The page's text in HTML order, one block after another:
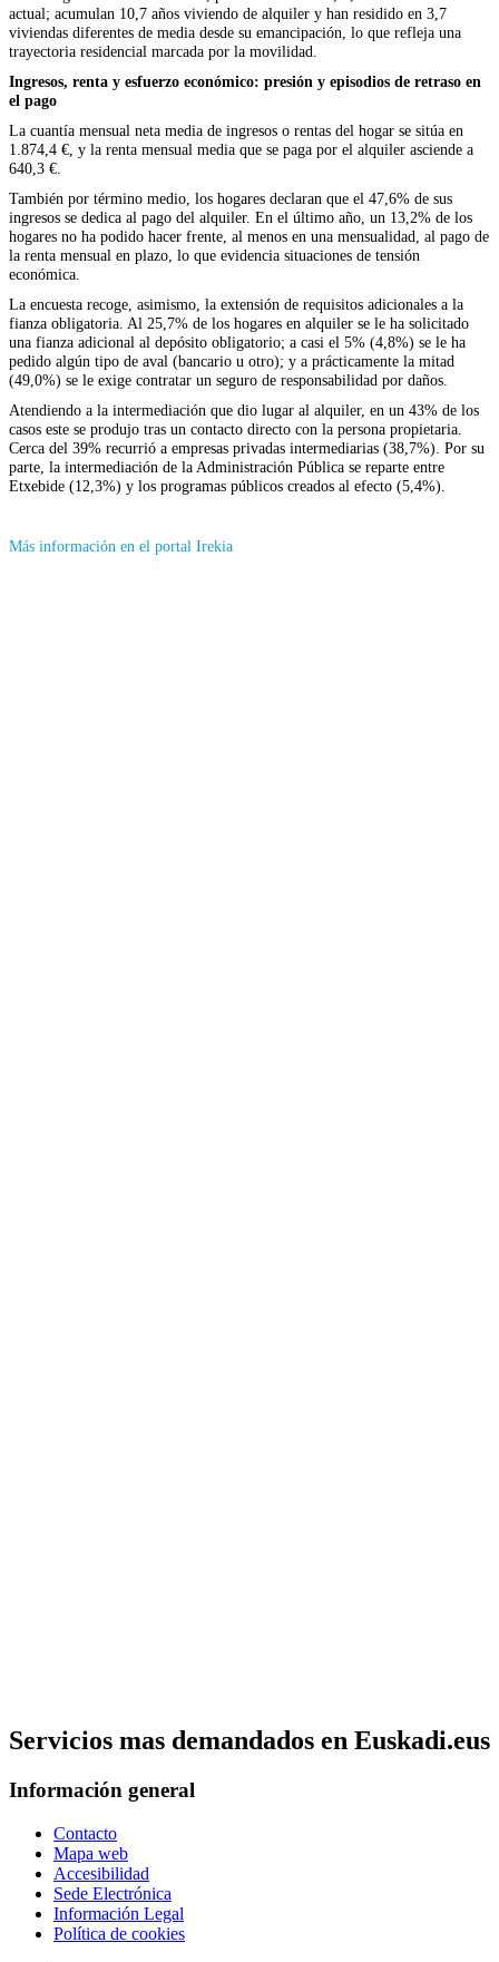
actual; acumulan 10,7 años viviendo de alquiler y han residido en 3,7
viviendas diferentes de media desde su emancipación, lo que refleja una
trayectoria residencial marcada por la movilidad.
Ingresos, renta y esfuerzo económico: presión y episodios de retraso en
el pago
La cuantía mensual neta media de ingresos o rentas del hogar se sitúa en
1.874,4 €, y la renta mensual media que se paga por el alquiler asciende a
640,3 €.
También por término medio, los hogares declaran que el 47,6% de sus
ingresos se dedica al pago del alquiler. En el último año, un 13,2% de los
hogares no ha podido hacer frente, al menos en una mensualidad, al pago de
la renta mensual en plazo, lo que evidencia situaciones de tensión
económica.
La encuesta recoge, asimismo, la extensión de requisitos adicionales a la
fianza obligatoria. Al 25,7% de los hogares en alquiler se le ha solicitado
una fianza adicional al depósito obligatorio; a casi el 5% (4,8%) se le ha
pedido algún tipo de aval (bancario u otro); y a prácticamente la mitad
(49,0%) se le exige contratar un seguro de responsabilidad por daños.
Atendiendo a la intermediación que dio lugar al alquiler, en un 43% de los
casos este se produjo tras un contacto directo con la persona propietaria.
Cerca del 39% recurrió a empresas privadas intermediarias (38,7%). Por su
parte, la intermediación de la Administración Pública se reparte entre
Etxebide (12,3%) y los programas públicos creados al efecto (5,4%).
Más información en el portal Irekia(Se
Servicios mas demandados en Euskadi.eus
Información general
Contacto
Mapa web
Accesibilidad
Sede Electrónica
Información Legal
Política de cookies